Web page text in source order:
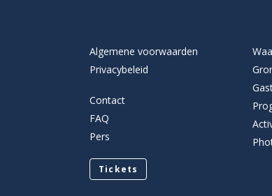
Algemene voorwaarden
Privacybeleid
Contact
FAQ
Pers
Tickets